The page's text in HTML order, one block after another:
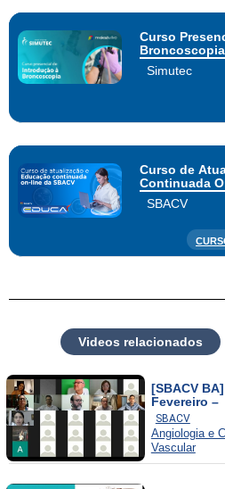
Curso
Broncoscopia
Simutec
Curso de
Continuada
SBACV
Videos relacionados
[SBACV
Fevereiro –
SBACV
Angiologia e
Vascular